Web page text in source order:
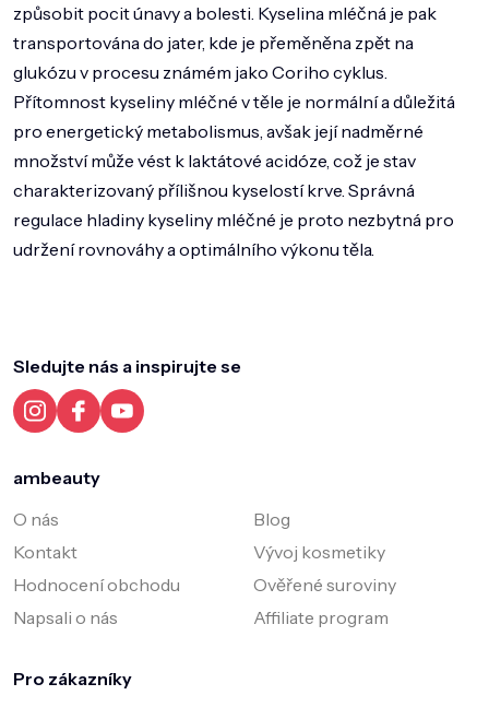
způsobit pocit únavy a bolesti. Kyselina mléčná je pak
transportována do jater, kde je přeměněna zpět na
glukózu v procesu známém jako Coriho cyklus.
Přítomnost kyseliny mléčné v těle je normální a důležitá
pro energetický metabolismus, avšak její nadměrné
množství může vést k laktátové acidóze, což je stav
charakterizovaný přílišnou kyselostí krve. Správná
regulace hladiny kyseliny mléčné je proto nezbytná pro
udržení rovnováhy a optimálního výkonu těla.
Sledujte nás a inspirujte se
ambeauty
O nás
Kontakt
Hodnocení obchodu
Napsali o nás
Blog
Vývoj kosmetiky
Ověřené suroviny
Affiliate program
Pro zákazníky